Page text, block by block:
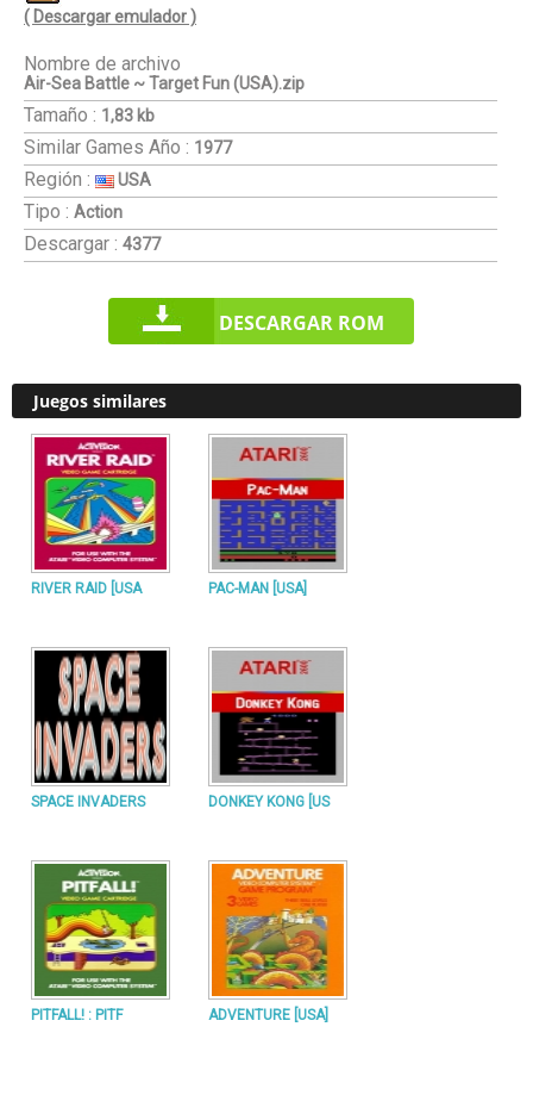
( Descargar emulador )
Nombre de archivo
Air-Sea Battle ~ Target Fun (USA).zip
Tamaño : 1,83 kb
Similar Games Año : 1977
Región : USA
Tipo : Action
Descargar : 4377
DESCARGAR ROM
Juegos similares
RIVER RAID [USA PAC-MAN [USA]
SPACE INVADERS DONKEY KONG [US
PITFALL! : PITF ADVENTURE [USA]